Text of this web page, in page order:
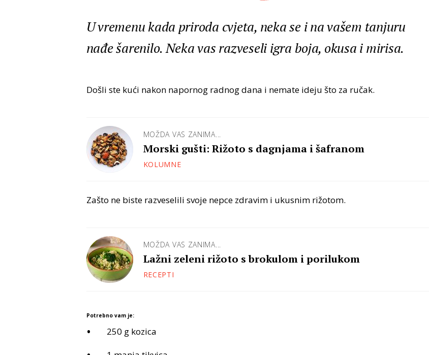
U vremenu kada priroda cvjeta, neka se i na vašem tanjuru
nađe šarenilo. Neka vas razveseli igra boja, okusa i mirisa.
Došli ste kući nakon napornog radnog dana i nemate ideju što za ručak.
MOŽDA VAS ZANIMA...
Morski gušti: Rižoto s dagnjama i šafranom
KOLUMNE
Zašto ne biste razveselili svoje nepce zdravim i ukusnim rižotom.
MOŽDA VAS ZANIMA...
Lažni zeleni rižoto s brokulom i porilukom
RECEPTI
Potrebno vam je:
250 g kozica